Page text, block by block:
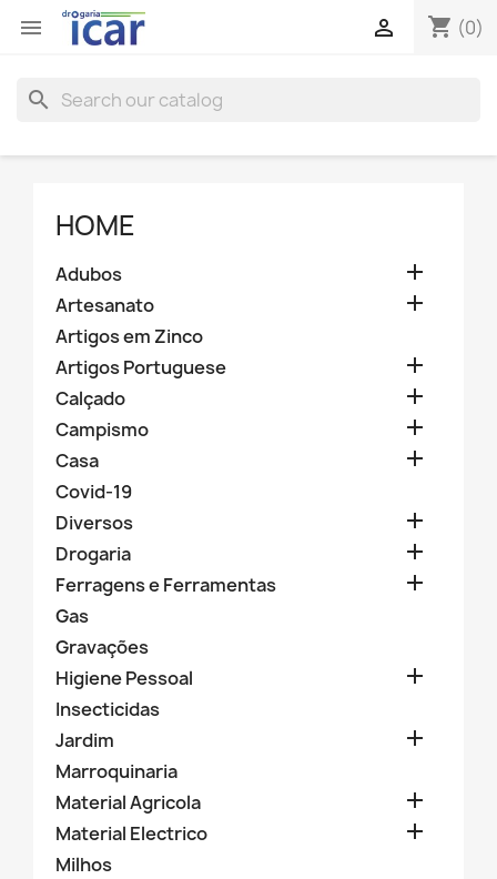
 shopping_cart (0)

search
HOME
Adubos 
Artesanato 
Artigos em Zinco
Artigos Portuguese

Calçado 
Campismo 
Casa 
Covid-19
Diversos

Drogaria 
Ferragens e Ferramentas 
Gas
Gravações
Higiene Pessoal

Insecticidas
Jardim

Marroquinaria
Material Agricola

Material Electrico 
Milhos